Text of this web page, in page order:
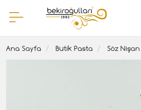
Ana Sayfa Butik Pasta Söz